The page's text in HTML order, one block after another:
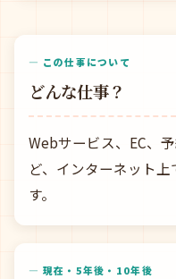
— この仕事について
どんな仕事？
Webサービス、EC、
ど、インターネット
す。
— 現在・5年後・10年後